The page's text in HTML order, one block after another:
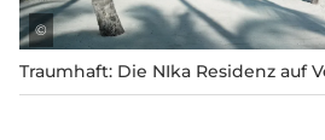
©
Traumhaft: Die NIka Residenz auf